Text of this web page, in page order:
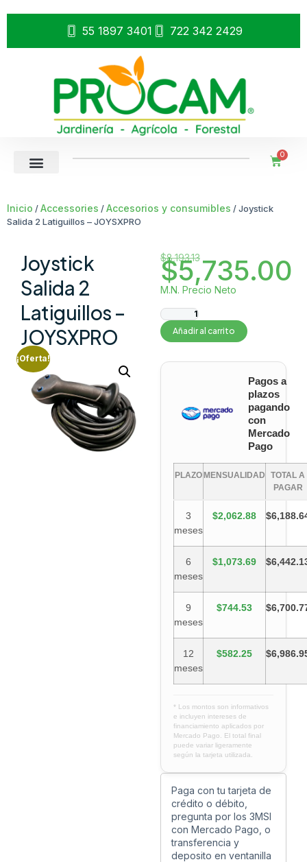
55 1897 3401 722 342 2429
0
Inicio /Accessories /Accesorios y consumibles / Joystick
Salida 2 Latiguillos – JOYSXPRO
Joystick
Salida 2
Latiguillos –
JOYSXPRO
¡Oferta!
$8,193.13
$5,735.00
M.N. Precio Neto
Añadir al carrito
Pagos a
plazos
pagando
con
Mercado
Pago
PLAZO MENSUALIDAD
TOTAL A
PAGAR
3
meses
$2,062.88
6
meses
$1,073.69
9
meses
$744.53
12
meses
$582.25
* Los montos son informativos
e incluyen intereses de
financiamiento aplicados por
Mercado Pago. El total final
puede variar ligeramente
según la tarjeta utilizada.
Paga con tu tarjeta de
crédito o débito,
pregunta por los 3MSI
con Mercado Pago, o
transferencia y
deposito en ventanilla